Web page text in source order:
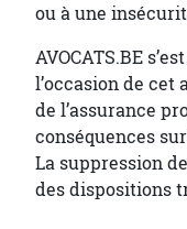
ou à une
AVOCATS.BE
l’occasion de cet
de l’assurance
conséquences
La suppression
des dispositions